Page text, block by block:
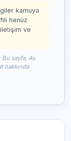
kamuya
henüz
ve
sayfa, Av.
hakkında